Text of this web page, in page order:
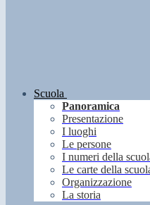
Scuola
Panoramica
Presentazione
I luoghi
Le persone
I numeri della
Le carte della
Organizzazione
La storia